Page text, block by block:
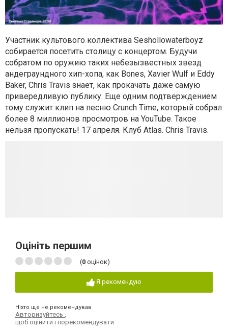
Участник культового коллектива Seshollowaterboyz
собирается посетить столицу с концертом. Будучи
собратом по оружию таких небезызвестных звезд
андеграундного хип-хопа, как Bones, Xavier Wulf и Eddy
Baker, Chris Travis знает, как прокачать даже самую
привередливую публику. Еще одним подтверждением
тому служит клип на песню Crunch Time, который собрал
более 8 миллионов просмотров на YouTube. Такое
нельзя пропускать! 17 апреля. Клуб Atlas. Chris Travis.
Оцініть першим
(0 оцінок)
Я рекомендую
Ніхто ще не рекомендував
Авторизуйтесь
щоб оцінити і порекомендувати